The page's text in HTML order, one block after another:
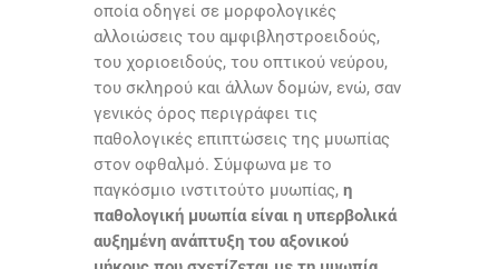
οποία οδηγεί σε μορφολογικές
αλλοιώσεις του αμφιβληστροειδούς,
του χοριοειδούς, του οπτικού νεύρου,
του σκληρού και άλλων δομών, ενώ, σαν
γενικός όρος περιγράφει τις
παθολογικές επιπτώσεις της μυωπίας
στον οφθαλμό. Σύμφωνα με το
παγκόσμιο ινστιτούτο μυωπίας, η
παθολογική μυωπία είναι η υπερβολικά
αυξημένη ανάπτυξη του αξονικού